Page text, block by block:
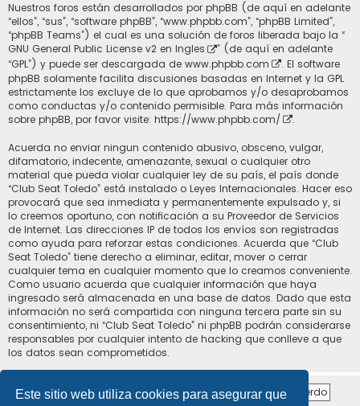
Este sitio web utiliza cookies para asegurar que
Nuestros foros están desarrollados por phpBB (de aquí en adelante
“ellos”, “sus”, “software phpBB”, “www.phpbb.com”, “phpBB Limited”,
“phpBB Teams”) el cual es una solución de foros liberada bajo la “
GNU General Public License v2 en Ingles
” (de aquí en adelante
“GPL”) y puede ser descargada de www.phpbb.com
. El software
phpBB solamente facilita discusiones basadas en Internet y la GPL
estrictamente los excluye de lo que aprobamos y/o desaprobamos
como conductas y/o contenido permisible. Para más información
sobre phpBB, por favor visite: https://www.phpbb.com/ .
Acuerda no enviar ningun contenido abusivo, obsceno, vulgar,
difamatorio, indecente, amenazante, sexual o cualquier otro
material que pueda violar cualquier ley de su país, el país donde
“Club Seat Toledo” está instalado o Leyes Internacionales. Hacer eso
provocará que sea inmediata y permanentemente expulsado y, si
lo creemos oportuno, con notificación a su Proveedor de Servicios
de Internet. Las direcciones IP de todos los envíos son registradas
como ayuda para reforzar estas condiciones. Acuerda que “Club
Seat Toledo” tiene derecho a eliminar, editar, mover o cerrar
cualquier tema en cualquier momento que lo creamos conveniente.
Como usuario acuerda que cualquier información que haya
ingresado será almacenada en una base de datos. Dado que esta
información no será compartida con ninguna tercera parte sin su
consentimiento, ni “Club Seat Toledo” ni phpBB podrán considerarse
responsables por cualquier intento de hacking que conlleve a que
los datos sean comprometidos.